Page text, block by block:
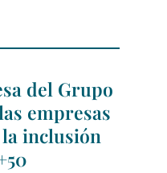
del Grupo
empresas
inclusión